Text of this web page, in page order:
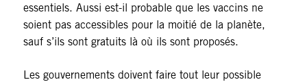
essentiels. Aussi est-il probable que les vaccins ne
soient pas accessibles pour la moitié de la planète,
sauf s’ils sont gratuits là où ils sont proposés.
Les gouvernements doivent faire tout leur possible